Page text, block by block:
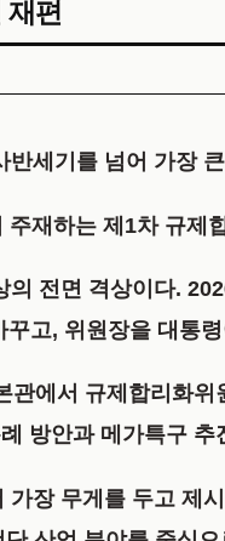
재편
세기를 넘어 가장
재하는 제1차 규
의 전면 격상이다.
고, 위원장을 대통
에서 규제합리화위
방안과 메가특구
가장 무게를 두고 제